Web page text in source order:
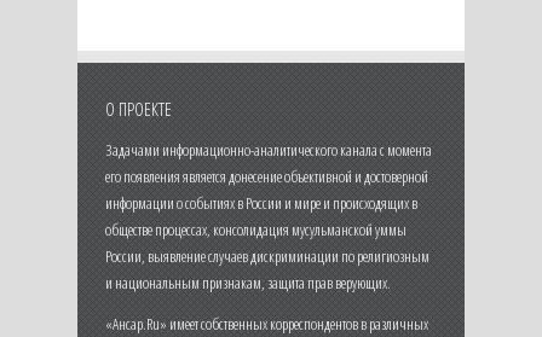
О ПРОЕКТЕ
Задачами информационно-аналитического канала с момента
его появления является донесение объективной и достоверной
информации о событиях в России и мире и происходящих в
обществе процессах, консолидация мусульманской уммы
России, выявление случаев дискриминации по религиозным
и национальным признакам, защита прав верующих.
«Ансар.Ru» имеет собственных корреспондентов в различных